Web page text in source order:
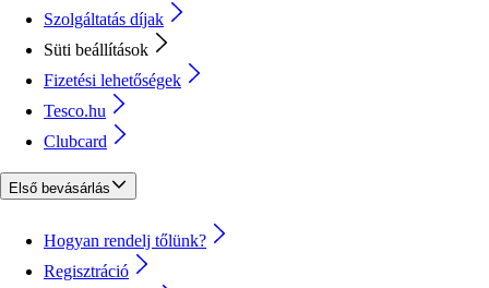
Szolgáltatás díjak
Süti beállítások
Fizetési lehetőségek
Tesco.hu
Clubcard
Első bevásárlás
Hogyan rendelj tőlünk?
Regisztráció